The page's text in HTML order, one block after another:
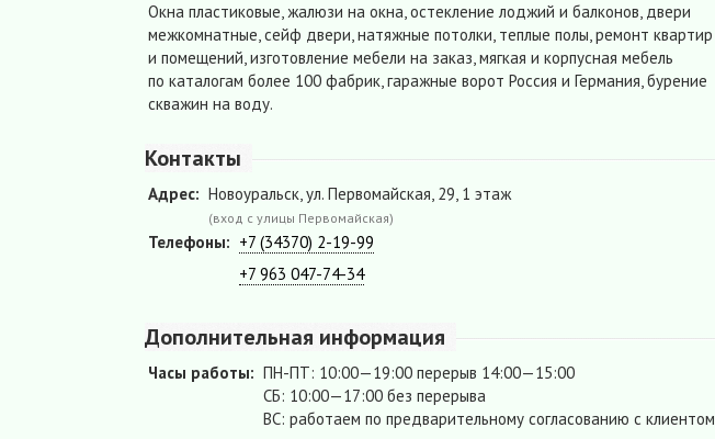
Окна пластиковые, жалюзи на окна, остекление лоджий и балконов, двери
межкомнатные, сейф двери, натяжные потолки, теплые полы, ремонт квартир
и помещений, изготовление мебели на заказ, мягкая и корпусная мебель
по каталогам более 100 фабрик, гаражные ворот Россия и Германия, бурение
скважин на воду.
Контакты
Адрес: Новоуральск, ул. Первомайская, 29, 1 этаж
(вход с улицы Первомайская)
Телефоны: +7 (34370) 2-19-99
+7 963 047-74-34
Дополнительная информация
Часы работы: ПН-ПТ: 10:00—19:00 перерыв 14:00—15:00
СБ: 10:00—17:00 без перерыва
ВС: работаем по предварительному согласованию с клиентом